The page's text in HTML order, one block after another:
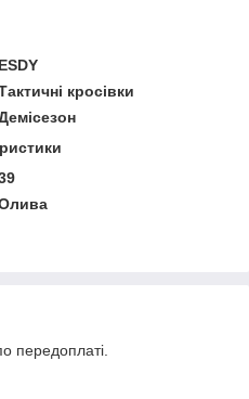
ESDY
кросівки
передоплаті.